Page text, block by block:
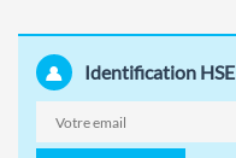
Identification HSE